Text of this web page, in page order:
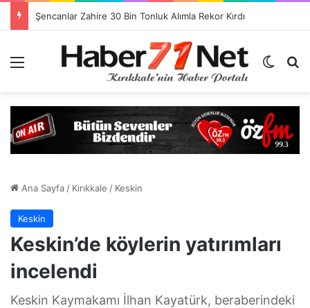
Dış
Ana Sayfa/ Kırıkkale / Keskin
Keskin
Keskin’de köylerin yatırımları
incelendi
Keskin Kaymakamı İlhan Kayatürk, beraberindeki